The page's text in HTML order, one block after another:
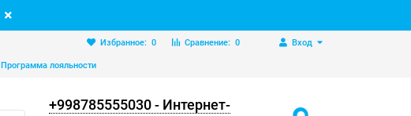
Вход
Сравнение: 0
Избранное: 0
Программа лояльности
+998785555030 - Интернет-